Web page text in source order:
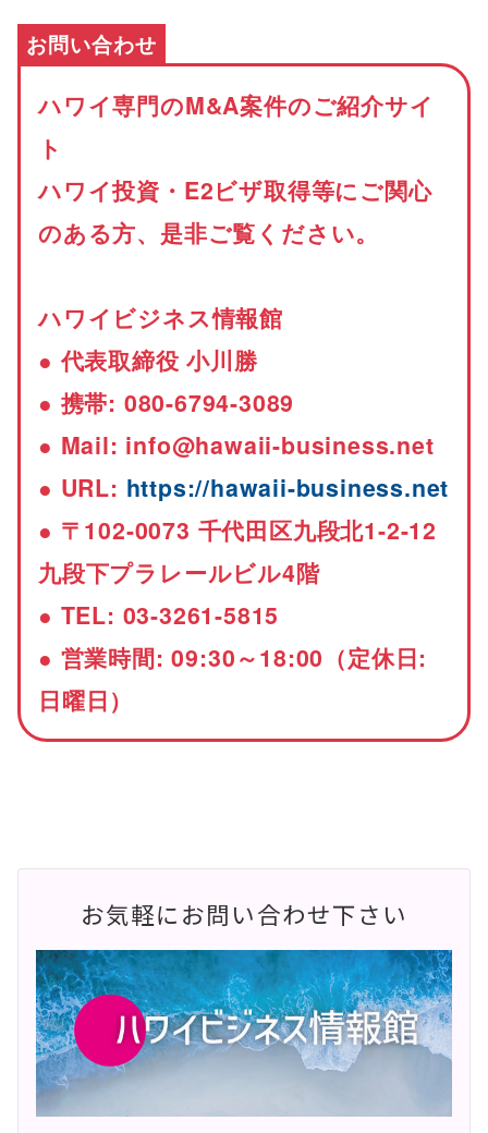
お問い合わせ
ハワイ専門のM&A案件のご紹介サイ
ト
ハワイ投資・E2ビザ取得等にご関心
のある方、是非ご覧ください。
ハワイビジネス情報館
● 代表取締役 小川勝
● 携帯: 080-6794-3089
● Mail: info@hawaii-business.net
● URL: https://hawaii-business.net
● 〒102-0073 千代田区九段北1-2-12
九段下プラレールビル4階
● TEL: 03-3261-5815
● 営業時間: 09:30～18:00（定休日:
日曜日）
お気軽にお問い合わせ下さい